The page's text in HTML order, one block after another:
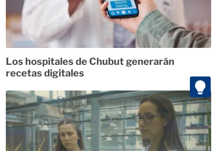
Los hospitales de Chubut generarán
recetas digitales